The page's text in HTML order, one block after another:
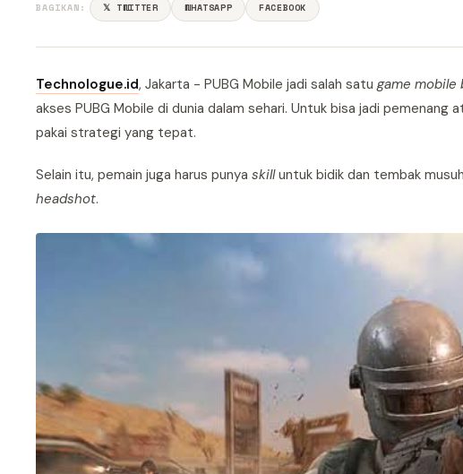
BAGIKAN: 𝕏 TWITTER WHATSAPP FACEBOOK
Technologue.id, Jakarta - PUBG Mobile jadi salah satugame mobile
akses PUBG Mobile di dunia dalam sehari. Untuk bisa jadi pemenang
pakai strategi yang tepat.
Selain itu, pemain juga harus punya skilluntuk bidik dan tembak
headshot.